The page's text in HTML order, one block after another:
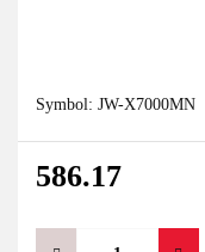
Symbol: JW-X7000MN
586.17